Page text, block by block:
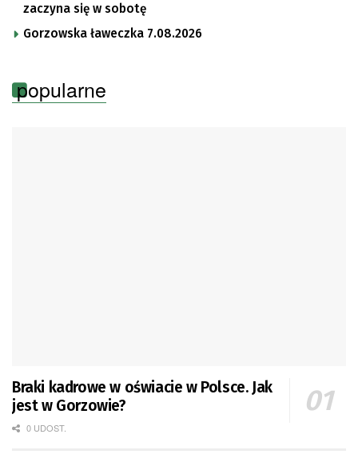
zaczyna się w sobotę
Gorzowska ławeczka 7.08.2026
popularne
Braki kadrowe w oświacie w Polsce. Jak
jest w Gorzowie?
0 UDOST.